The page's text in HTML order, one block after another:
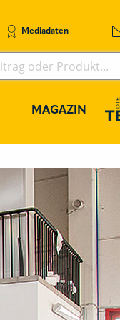
Mediadaten
MAGAZIN